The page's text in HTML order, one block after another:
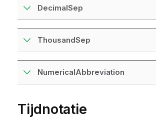
DecimalSep
ThousandSep
NumericalAbbreviation
Tijdnotatie